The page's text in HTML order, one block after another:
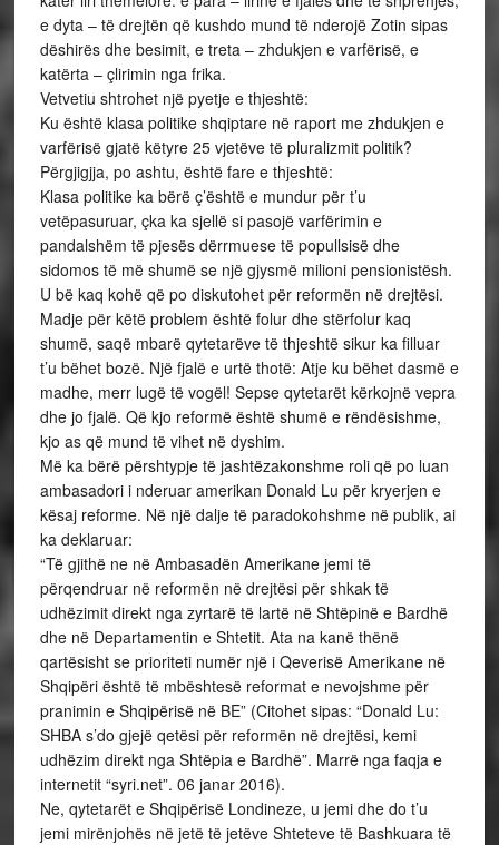
e dyta – të drejtën që kushdo mund të nderojë Zotin sipas
dëshirës dhe besimit, e treta – zhdukjen e varfërisë, e
katërta – çlirimin nga frika.
Vetvetiu shtrohet një pyetje e thjeshtë:
Ku është klasa politike shqiptare në raport me zhdukjen e
varfërisë gjatë këtyre 25 vjetëve të pluralizmit politik?
Përgjigjja, po ashtu, është fare e thjeshtë:
Klasa politike ka bërë ç’është e mundur për t’u
vetëpasuruar, çka ka sjellë si pasojë varfërimin e
pandalshëm të pjesës dërrmuese të popullsisë dhe
sidomos të më shumë se një gjysmë milioni pensionistësh.
U bë kaq kohë që po diskutohet për reformën në drejtësi.
Madje për këtë problem është folur dhe stërfolur kaq
shumë, saqë mbarë qytetarëve të thjeshtë sikur ka filluar
t’u bëhet bozë. Një fjalë e urtë thotë: Atje ku bëhet dasmë e
madhe, merr lugë të vogël! Sepse qytetarët kërkojnë vepra
dhe jo fjalë. Që kjo reformë është shumë e rëndësishme,
kjo as që mund të vihet në dyshim.
Më ka bërë përshtypje të jashtëzakonshme roli që po luan
ambasadori i nderuar amerikan Donald Lu për kryerjen e
kësaj reforme. Në një dalje të paradokohshme në publik, ai
ka deklaruar:
“Të gjithë ne në Ambasadën Amerikane jemi të
përqendruar në reformën në drejtësi për shkak të
udhëzimit direkt nga zyrtarë të lartë në Shtëpinë e Bardhë
dhe në Departamentin e Shtetit. Ata na kanë thënë
qartësisht se prioriteti numër një i Qeverisë Amerikane në
Shqipëri është të mbështesë reformat e nevojshme për
pranimin e Shqipërisë në BE” (Citohet sipas: “Donald Lu:
SHBA s’do gjejë qetësi për reformën në drejtësi, kemi
udhëzim direkt nga Shtëpia e Bardhë”. Marrë nga faqja e
internetit “syri.net”. 06 janar 2016).
Ne, qytetarët e Shqipërisë Londineze, u jemi dhe do t’u
jemi mirënjohës në jetë të jetëve Shteteve të Bashkuara të